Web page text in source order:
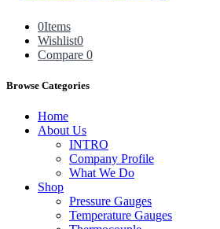
0Items
Wishlist0
Compare 0
Browse Categories
Home
About Us
INTRO
Company Profile
What We Do
Shop
Pressure Gauges
Temperature Gauges